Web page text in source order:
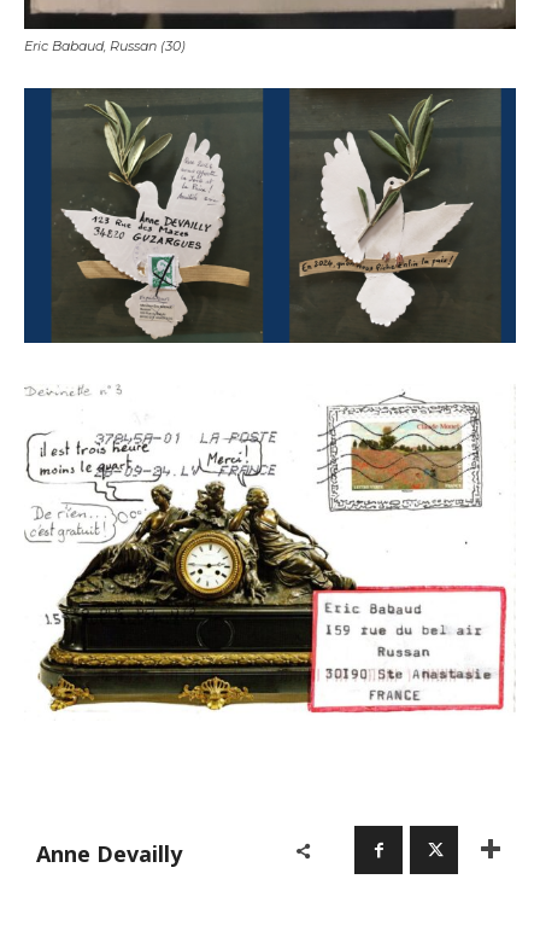
Adresse email*
Prénom
Statut / Organisation
J'accepte les
* Champ obligatoire
Adresse email*
Prénom
Statut / Organisation
J'accepte lestermes et conditions
* Champ obligatoire
Eric Babaud, Russan (30)
Anne Devailly